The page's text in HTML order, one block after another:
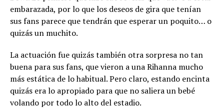
embarazada, por lo que los deseos de gira que tenían
sus fans parece que tendrán que esperar un poquito… o
quizás un muchito.
La actuación fue quizás también otra sorpresa no tan
buena para sus fans, que vieron a una Rihanna mucho
más estática de lo habitual. Pero claro, estando encinta
quizás era lo apropiado para que no saliera un bebé
volando por todo lo alto del estadio.